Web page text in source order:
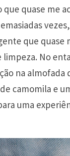
quase me
que quase
limpeza. No
na almofada
camomila e
uma